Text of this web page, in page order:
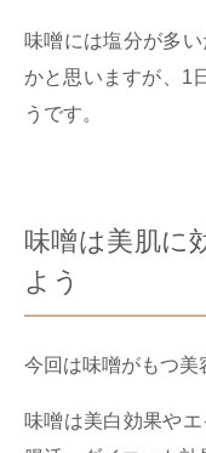
味噌には塩分が多
かと思いますが、1
うです。
味噌は美肌に
よう
今回は味噌がもつ美
味噌は美白効果や